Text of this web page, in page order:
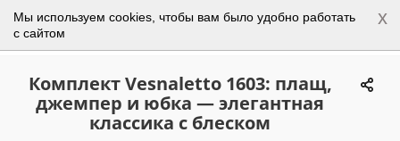
Мы используем cookies, чтобы вам было удобно работать
с сайтом
x
0
Комплект Vesnaletto 1603: плащ,
джемпер и юбка — элегантная
классика с блеском